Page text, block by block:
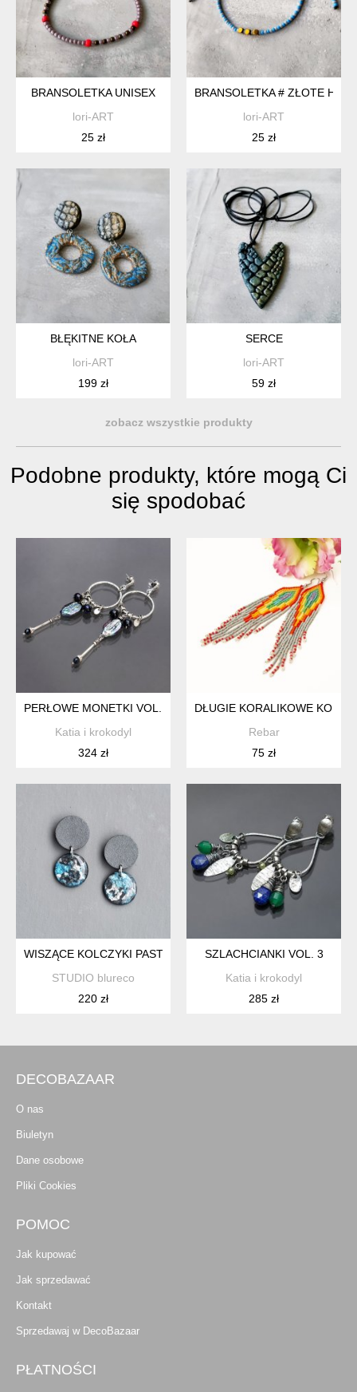
BRANSOLETKA UNISEX
lori-ART
25 zł
BRANSOLETKA # ZŁOTE
lori-ART
25 zł
BŁĘKITNE KOŁA
lori-ART
199 zł
SERCE
lori-ART
59 zł
zobacz wszystkie produkty
Podobne produkty, które mogą Ci
się spodobać
PERŁOWE MONETKI VOL. 5 /PEACOCK / - KOLCZYKI
Katia i krokodyl
324 zł
DŁUGIE KORALIKOWE
Rebar
75 zł
WISZĄCE KOLCZYKI PASTYLKI, AUTORSKA TECHNIKA,
STUDIO blureco
220 zł
SZLACHCIANKI VOL. 3
Katia i krokodyl
285 zł
DECOBAZAAR
O nas
Biuletyn
Dane osobowe
Pliki Cookies
POMOC
Jak kupować
Jak sprzedawać
Kontakt
Sprzedawaj w DecoBazaar
PŁATNOŚCI